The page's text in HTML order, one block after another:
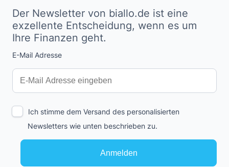
Der Newsletter von biallo.de ist eine
exzellente Entscheidung, wenn es um
Ihre Finanzen geht.
E-Mail Adresse
Interests
Amount
Anmelden
Ich stimme dem Versand des personalisierten
Newsletters wie unten beschrieben zu.